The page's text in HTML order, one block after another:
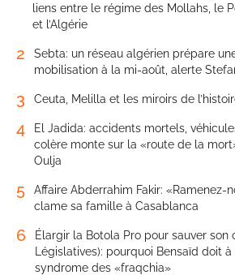
liens entre le régime des Mollahs, le
et l’Algérie
2
Sebta: un réseau algérien prépare
mobilisation à la mi-août, alerte
3 Ceuta, Melilla et les miroirs de
4
El Jadida: accidents mortels,
colère monte sur la «route de la
Oulja
5
Affaire Abderrahim Fakir: «Ramenez-
clame sa famille à Casablanca
6
Élargir la Botola Pro pour sauver son
Législatives): pourquoi Bensaïd doit
syndrome des «fraqchia»